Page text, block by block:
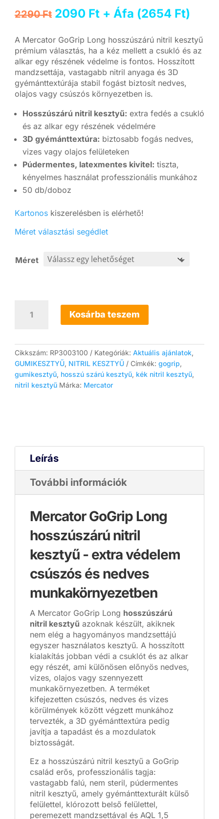
2290Ft Original
was:
2290 Ft.
2090 Ft Current
is:
2090 Ft.
+ Áfa (2654 Ft)
A Mercator GoGrip Long hosszúszárú nitril kesztyű
prémium választás, ha a kéz mellett a csukló és az
alkar egy részének védelme is fontos. Hosszított
mandzsettája, vastagabb nitril anyaga és 3D
gyémánttextúrája stabil fogást biztosít nedves,
olajos vagy csúszós környezetben is.
Hosszúszárú nitril kesztyű: extra fedés a csukló
és az alkar egy részének védelmére
3D gyémánttextúra: biztosabb fogás nedves,
vizes vagy olajos felületeken
Púdermentes, latexmentes kivitel: tiszta,
kényelmes használat professzionális munkához
50 db/doboz
Kartonos kiszerelésben is elérhető!
Méret választási segédlet
Méret
gogrip
mennyiség
Kosárba teszem
Cikkszám: RP3003100 Kategóriák: Aktuális ajánlatok,
GUMIKESZTYŰ, NITRIL KESZTYŰ Címkék: gogrip,
gumikesztyű, hosszú szárú kesztyű, kék nitril kesztyű,
nitril kesztyű Márka: Mercator
Leírás
További információk
Mercator GoGrip Long
hosszúszárú nitril
kesztyű - extra védelem
csúszós és nedves
munkakörnyezetben
A Mercator GoGrip Long hosszúszárú
nitril kesztyű azoknak készült, akiknek
nem elég a hagyományos mandzsettájú
egyszer használatos kesztyű. A hosszított
kialakítás jobban védi a csuklót és az alkar
egy részét, ami különösen előnyös nedves,
vizes, olajos vagy szennyezett
munkakörnyezetben. A terméket
kifejezetten csúszós, nedves és vizes
körülmények között végzett munkához
tervezték, a 3D gyémánttextúra pedig
javítja a tapadást és a mozdulatok
biztosságát.
Ez a hosszúszárú nitril kesztyű a GoGrip
család erős, professzionális tagja:
vastagabb falú, nem steril, púdermentes
nitril kesztyű, amely gyémánttexturált külső
felülettel, klórozott belső felülettel,
peremezett mandzsettával és AQL 1,5